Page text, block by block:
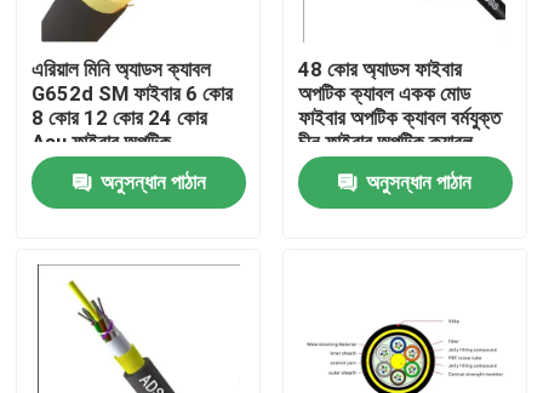
এরিয়াল মিনি অ্যাডস ক্যাবল
G652d SM ফাইবার 6 কোর
8 কোর 12 কোর 24 কোর
Asu ফাইবার অপটিক
অনুসন্ধান পাঠান
48 কোর অ্যাডস ফাইবার
অপটিক ক্যাবল একক মোড
ফাইবার অপটিক ক্যাবল বর্মযুক্ত
চীন ফাইবার অপটিক ক্যাবল
অনুসন্ধান পাঠান